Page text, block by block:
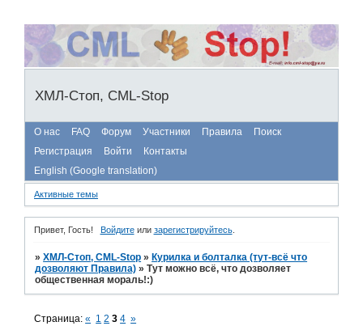
ХМЛ-Стоп, CML-Stop
О нас FAQ Форум Участники Правила
Поиск
Регистрация
Войти
Контакты
English (Google translation)
Активные темы
Привет, Гость! Войдитеили зарегистрируйтесь.
»ХМЛ-Стоп, CML-Stop » Курилка и болталка (тут-всё что
дозволяют Правила) »Тут можно всё, что дозволяет
общественная мораль!:)
Страница:« 1 2 3 4 »